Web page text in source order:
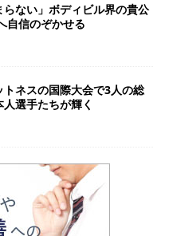
らない」ボディビル界の貴公
自信のぞかせる
ネスの国際大会で3人の総
選手たちが輝く